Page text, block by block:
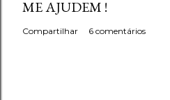
ME AJUDEM !
Compartilhar 6 comentários